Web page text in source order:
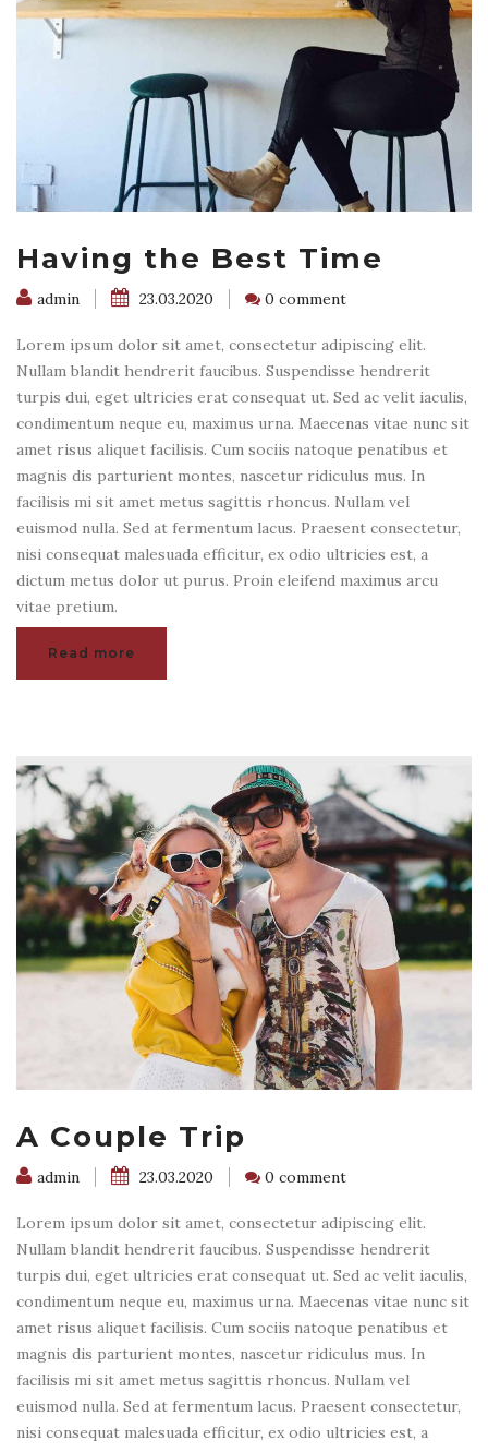
Having the Best Time
admin 23.03.2020 0 comment
Lorem ipsum dolor sit amet, consectetur adipiscing elit.
Nullam blandit hendrerit faucibus. Suspendisse hendrerit
turpis dui, eget ultricies erat consequat ut. Sed ac velit iaculis,
condimentum neque eu, maximus urna. Maecenas vitae nunc sit
amet risus aliquet facilisis. Cum sociis natoque penatibus et
magnis dis parturient montes, nascetur ridiculus mus. In
facilisis mi sit amet metus sagittis rhoncus. Nullam vel
euismod nulla. Sed at fermentum lacus. Praesent consectetur,
nisi consequat malesuada efficitur, ex odio ultricies est, a
dictum metus dolor ut purus. Proin eleifend maximus arcu
vitae pretium.
Read more
A Couple Trip
admin 23.03.2020 0 comment
Lorem ipsum dolor sit amet, consectetur adipiscing elit.
Nullam blandit hendrerit faucibus. Suspendisse hendrerit
turpis dui, eget ultricies erat consequat ut. Sed ac velit iaculis,
condimentum neque eu, maximus urna. Maecenas vitae nunc sit
amet risus aliquet facilisis. Cum sociis natoque penatibus et
magnis dis parturient montes, nascetur ridiculus mus. In
facilisis mi sit amet metus sagittis rhoncus. Nullam vel
euismod nulla. Sed at fermentum lacus. Praesent consectetur,
nisi consequat malesuada efficitur, ex odio ultricies est, a